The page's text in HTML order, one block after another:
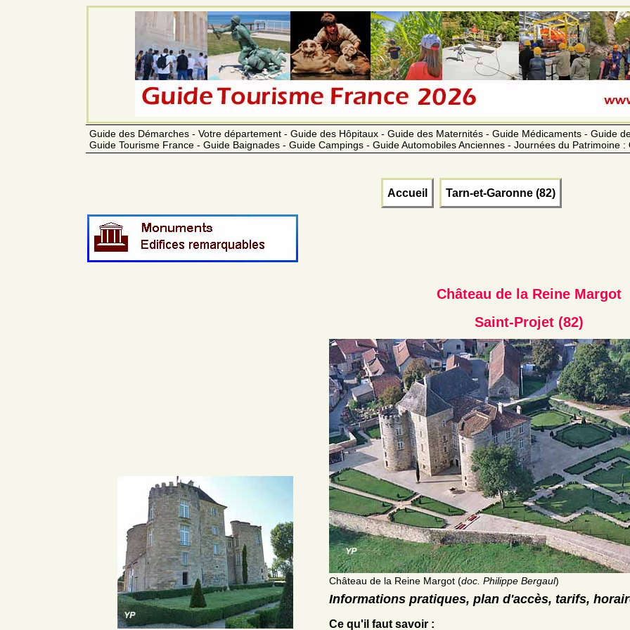
Guide des Démarches - Votre département - Guide des Hôpitaux - Guide des Maternités - Guide Médicaments - Guide
Guide Tourisme France - Guide Baignades - Guide Campings - Guide Automobiles Anciennes - Journées du Patrimoine :
Accueil Tarn-et-Garonne (82)
Château de la Reine Margot
Saint-Projet (82)
Château de la Reine Margot (doc. Philippe Bergaul)
Informations pratiques, plan d'accès, tarifs,
Ce qu'il faut savoir :